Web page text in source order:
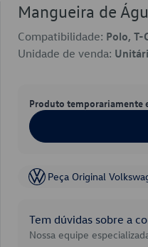
Mangueira de
Compatibilidade: Polo, T-
Unidade de venda:
Produto temporariamente
Peça Original
Tem dúvidas sobre a
Nossa equipe